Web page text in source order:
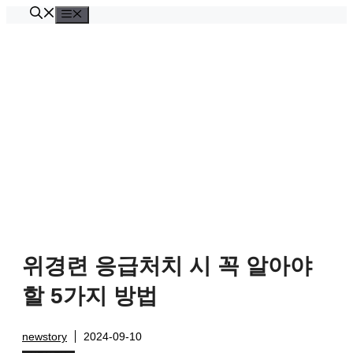
Skip
위경련 응급처치 시 꼭 알아야
할 5가지 방법
newstory 2024-09-10